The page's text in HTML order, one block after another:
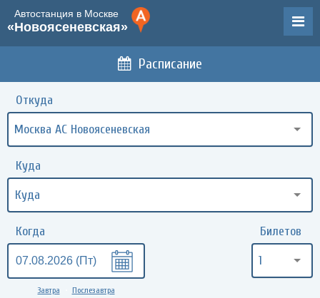
Автостанция в Москве
«Новоясеневская»
Расписание
Откуда
Москва АС Новоясеневская
Куда
Когда
Завтра Послезавтра
Билетов
1